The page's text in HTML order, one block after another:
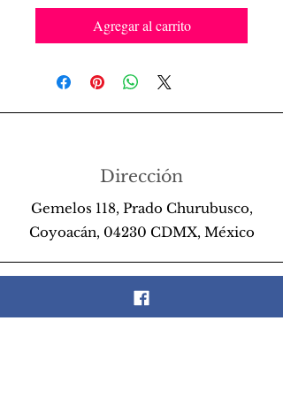
Agregar al carrito
Dirección
Gemelos 118, Prado Churubusco,
Coyoacán, 04230 CDMX, México
Teléfono